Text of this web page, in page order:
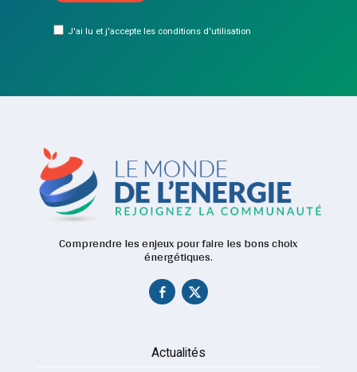
J'ai lu et j'accepte les conditions d'utilisation
Comprendre les enjeux pour faire les bons choix
énergétiques.
Actualités